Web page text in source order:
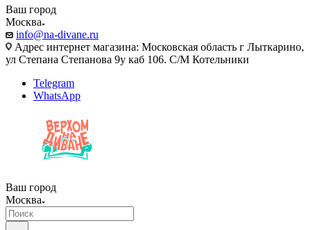
Ваш город
Москва
info@na-divane.ru
Адрес интернет магазина: Московская область г Лыткарино,
ул Степана Степанова 9у каб 106. С/М Котельники
Telegram
WhatsApp
Ваш город
Москва